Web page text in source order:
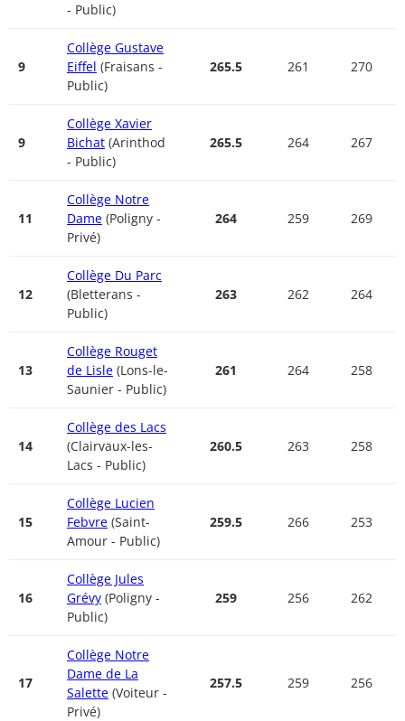
- Public)
9
Collège Gustave
Eiffel (Fraisans -
Public)
265.5 261 270
9
Collège Xavier
Bichat (Arinthod
- Public)
265.5 264 267
11
Collège Notre
Dame (Poligny -
Privé)
264 259 269
12
Collège Du Parc
(Bletterans -
Public)
263 262 264
13
Collège Rouget
de Lisle (Lons-le-
Saunier - Public)
261 264 258
14
Collège des Lacs
(Clairvaux-les-
Lacs - Public)
260.5 263 258
15
Collège Lucien
Febvre (Saint-
Amour - Public)
259.5 266 253
16
Collège Jules
Grévy (Poligny -
Public)
259 256 262
17
Collège Notre
Dame de La
Salette (Voiteur -
Privé)
257.5 259 256